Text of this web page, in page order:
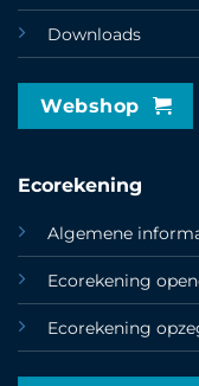
Downloads
Webshop
Ecorekening
Algemene
Ecorekening
Ecorekening